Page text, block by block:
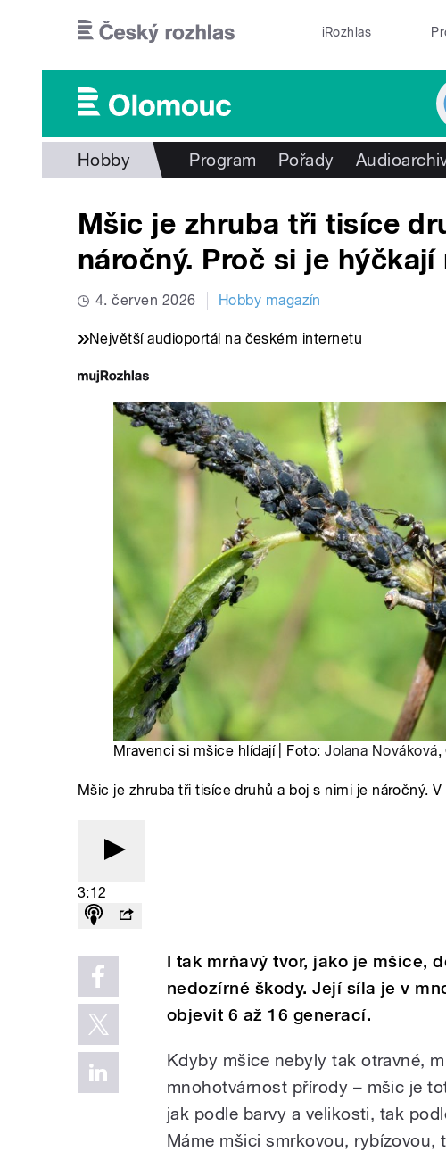
iRozhlas
Hobby Program Pořady
Mšic je zhruba tři tisíce
náročný. Proč si je hýčkají
4. červen 2026 Hobby magazín
Největší audioportál na českém internetu
Mravenci si mšice hlídají | Foto:Jolana Nováková,
Mšic je zhruba tři tisíce druhů a boj s nimi je náročný.
3:12
I tak mrňavý tvor, jako je mšice,
nedozírné škody. Její síla je v
objevit 6 až 16 generací.
Kdyby mšice nebyly tak otravné,
mnohotvárnost přírody – mšic je
jak podle barvy a velikosti, tak
Máme mšici smrkovou,